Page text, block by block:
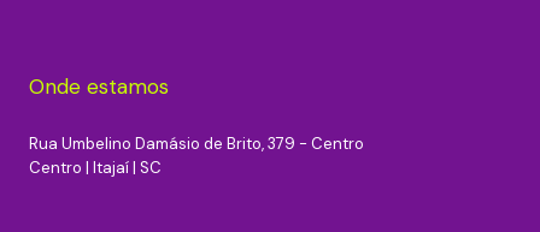
Onde estamos
Rua Umbelino Damásio de Brito, 379 - Centro
Centro | Itajaí | SC